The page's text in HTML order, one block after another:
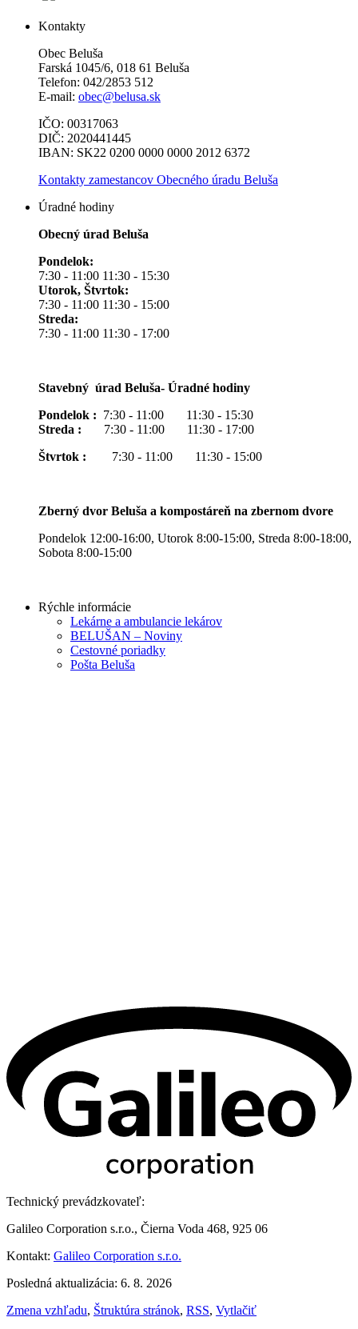
Kontakty
Obec Beluša
Farská 1045/6, 018 61 Beluša
Telefon: 042/2853 512
E-mail: obec@belusa.sk
IČO: 00317063
DIČ: 2020441445
IBAN: SK22 0200 0000 0000 2012 6372
Kontakty zamestancov Obecného úradu Beluša
Úradné hodiny
Obecný úrad Beluša
Pondelok:
7:30 - 11:00 11:30 - 15:30
Utorok, Štvrtok:
7:30 - 11:00 11:30 - 15:00
Streda:
7:30 - 11:00 11:30 - 17:00
Stavebný úrad Beluša- Úradné hodiny
Pondelok : 7:30 - 11:00 11:30 - 15:30
Streda : 7:30 - 11:00 11:30 - 17:00
Štvrtok : 7:30 - 11:00 11:30 - 15:00
Zberný dvor Beluša a kompostáreň na zbernom dvore
Pondelok 12:00-16:00, Utorok 8:00-15:00, Streda 8:00-18:00,
Sobota 8:00-15:00
Rýchle informácie
Lekárne a ambulancie lekárov
BELUŠAN – Noviny
Cestovné poriadky
Pošta Beluša
Technický prevádzkovateľ:
Galileo Corporation s.r.o., Čierna Voda 468, 925 06
Kontakt: Galileo Corporation s.r.o.
Posledná aktualizácia: 6. 8. 2026
Zmena vzhľadu, Štruktúra stránok, RSS, Vytlačiť